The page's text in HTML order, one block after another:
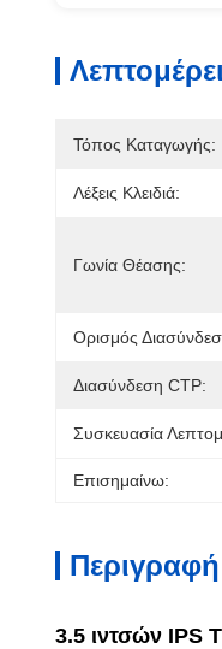
Τόπος Καταγωγής:
Λέξεις Κλειδιά:
Γωνία Θέασης:
Ορισμός
Διασύνδεση CTP:
Συσκευασία
Επισημαίνω:
3.5 ιντσών IPS